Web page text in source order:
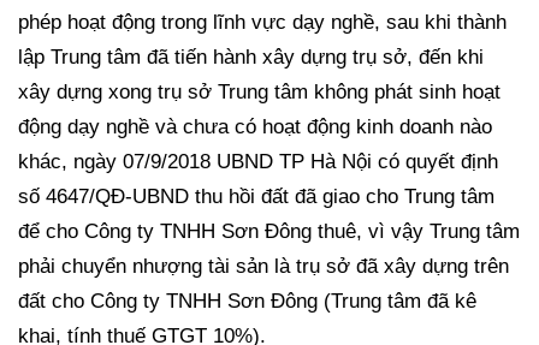
phép hoạt động trong lĩnh vực dạy nghề, sau khi thành
lập Trung tâm đã tiến hành xây dựng trụ sở, đến khi
xây dựng xong trụ sở Trung tâm không phát sinh hoạt
động dạy nghề và chưa có hoạt động kinh doanh nào
khác, ngày 07/9/2018 UBND TP Hà Nội có quyết định
số 4647/QĐ-UBND thu hồi đất đã giao cho Trung tâm
để cho Công ty TNHH Sơn Đông thuê, vì vậy Trung tâm
phải chuyển nhượng tài sản là trụ sở đã xây dựng trên
đất cho Công ty TNHH Sơn Đông (Trung tâm đã kê
khai, tính thuế GTGT 10%).